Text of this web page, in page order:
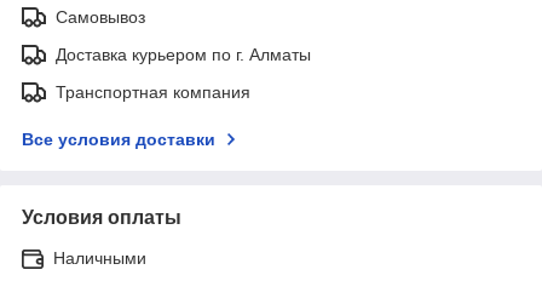
Самовывоз
Доставка курьером по г. Алматы
Транспортная компания
Все условия доставки
Условия оплаты
Наличными